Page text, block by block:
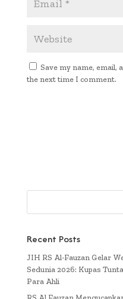
Save my name, email,
the next time I comment.
Recent Posts
JIH RS Al-Fauzan Gelar
Sedunia 2026: Kupas
Para Ahli